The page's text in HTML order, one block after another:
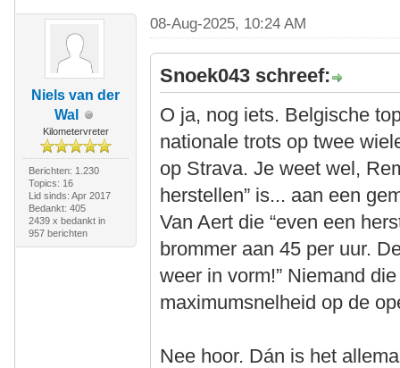
Niels van der
Wal
Kilometervreter
Berichten: 1.230
Topics: 16
Lid sinds: Apr 2017
Bedankt: 405
2439 x bedankt in
957 berichten
08-Aug-2025, 10:24 AM
Snoek043 schreef:
O ja, nog iets. Belgische
nationale trots op twee
op Strava. Je weet wel,
herstellen” is... aan een
Van Aert die “even een
brommer aan 45 per uur.
weer in vorm!” Niemand
maximumsnelheid op de
Nee hoor. Dán is het